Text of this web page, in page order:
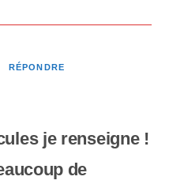
RÉPONDRE
je renseigne !
de